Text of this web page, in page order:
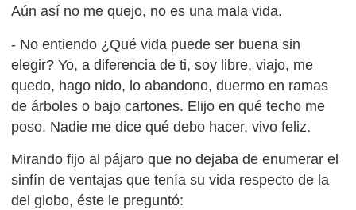
Aún así no me quejo, no es una mala vida.
- No entiendo ¿Qué vida puede ser buena sin
elegir? Yo, a diferencia de ti, soy libre, viajo, me
quedo, hago nido, lo abandono, duermo en ramas
de árboles o bajo cartones. Elijo en qué techo me
poso. Nadie me dice qué debo hacer, vivo feliz.
Mirando fijo al pájaro que no dejaba de enumerar el
sinfín de ventajas que tenía su vida respecto de la
del globo, éste le preguntó: